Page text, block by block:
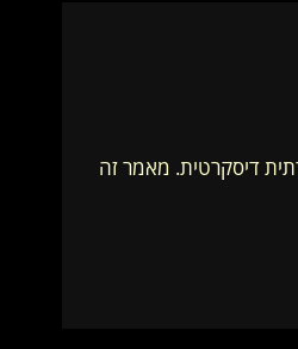
דיסקרטית. מאמר זה